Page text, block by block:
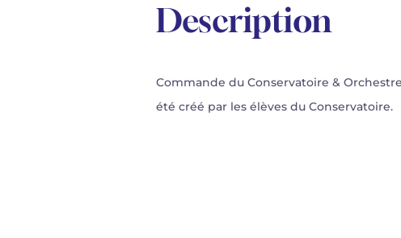
Description
Commande du Conservatoire &
été créé par les élèves du Conservatoire.